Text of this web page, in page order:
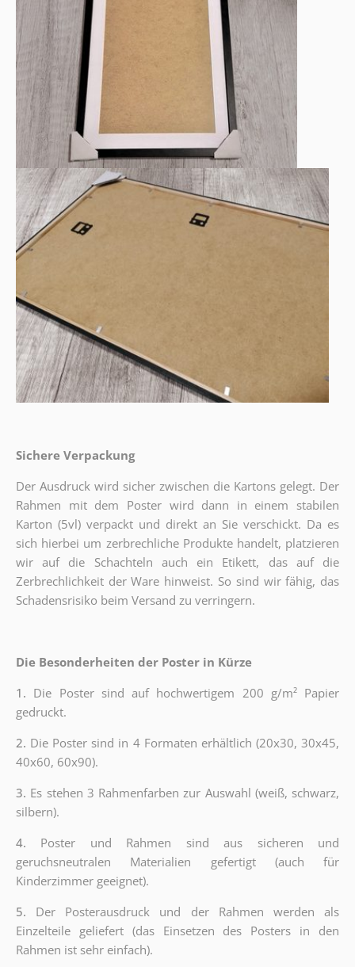
Sichere Verpackung
Der Ausdruck wird sicher zwischen die Kartons gelegt. Der
Rahmen mit dem Poster wird dann in einem stabilen
Karton (5vl) verpackt und direkt an Sie verschickt. Da es
sich hierbei um zerbrechliche Produkte handelt, platzieren
wir auf die Schachteln auch ein Etikett, das auf die
Zerbrechlichkeit der Ware hinweist. So sind wir fähig, das
Schadensrisiko beim Versand zu verringern.
Die Besonderheiten der Poster in Kürze
1. Die Poster sind auf hochwertigem 200 g/m² Papier
gedruckt.
2. Die Poster sind in 4 Formaten erhältlich (20x30, 30x45,
40x60, 60x90).
3. Es stehen 3 Rahmenfarben zur Auswahl (weiß, schwarz,
silbern).
4. Poster und Rahmen sind aus sicheren und
geruchsneutralen Materialien gefertigt (auch für
Kinderzimmer geeignet).
5. Der Posterausdruck und der Rahmen werden als
Einzelteile geliefert (das Einsetzen des Posters in den
Rahmen ist sehr einfach).